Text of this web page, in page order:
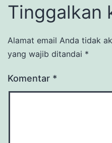
Tinggalkan
Alamat email Anda tidak
yang wajib ditandai *
Komentar *